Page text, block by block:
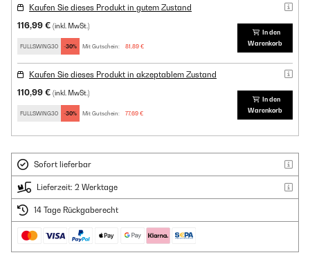
Kaufen Sie dieses Produkt in gutem Zustand
116,99 € (inkl. MwSt.)
FULLSWING30 -30% Mit Gutschein: 81,89 €
In den
Warenkorb
Kaufen Sie dieses Produkt in akzeptablem Zustand
110,99 € (inkl. MwSt.)
FULLSWING30 -30% Mit Gutschein: 77,69 €
In den
Warenkorb
Sofort lieferbar
Lieferzeit: 2 Werktage
14 Tage Rückgaberecht